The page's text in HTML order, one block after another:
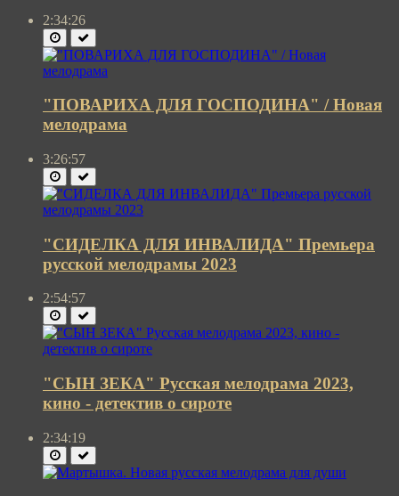
2:34:26
"ПОВАРИХА ДЛЯ ГОСПОДИНА" / Новая
мелодрама
3:26:57
"СИДЕЛКА ДЛЯ ИНВАЛИДА" Премьера
русской мелодрамы 2023
2:54:57
"СЫН ЗЕКА" Русская мелодрама 2023,
кино - детектив о сироте
2:34:19